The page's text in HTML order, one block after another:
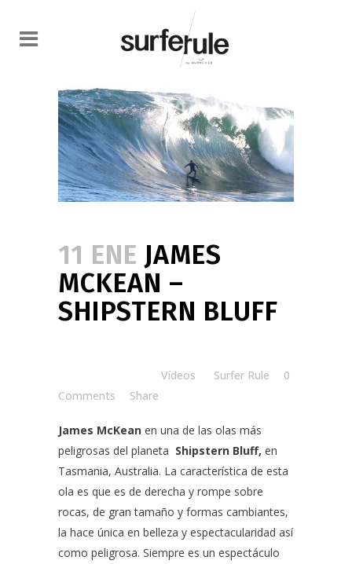
11 ENE JAMES
MCKEAN –
SHIPSTERN BLUFF
Vídeos Surfer Rule
0
Comments
Share
James McKean en una de las olas más
peligrosas del planeta Shipstern Bluff, en
Tasmania, Australia. La característica de esta
ola es que es de derecha y rompe sobre
rocas, de gran tamaño y formas cambiantes,
la hace única en belleza y espectacularidad así
como peligrosa. Siempre es un espectáculo